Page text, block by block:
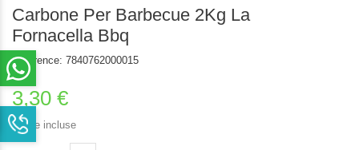
Carbone Per Barbecue 2Kg La
Fornacella Bbq
Reference: 7840762000015
3,30 €
Tasse incluse